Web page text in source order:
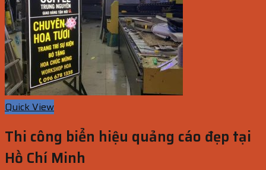
Quick View
Thi công biển hiệu quảng cáo đẹp tại
Hồ Chí Minh